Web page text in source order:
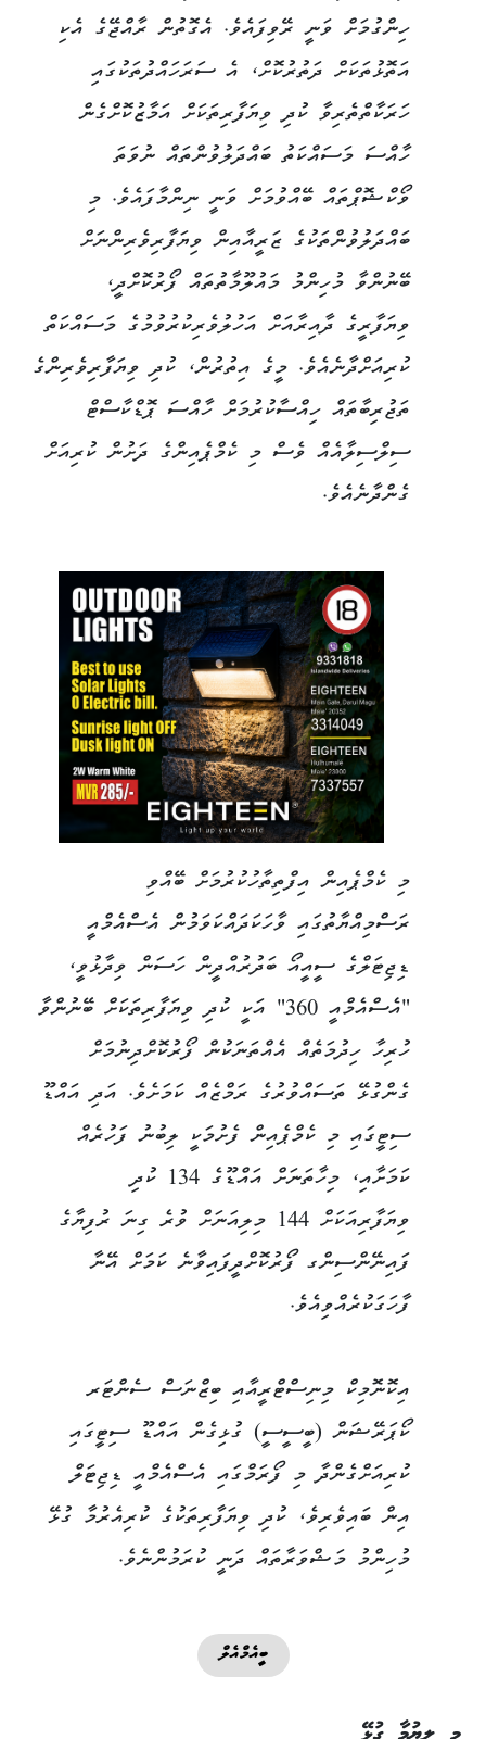
ހިންގުމަށް ވަނީ ރޭވިފައެވެ. އެގޮތުން ރާއްޖޭގެ އެކި
އަތޮޅުތަކަށް ދަތުރުކޮށް، އެ ސަރަހައްދުތަކުގައި
ހަރަކާތްތެރިވާ ކުދި ވިޔަފާރިތަކަށް އަމާޒުކޮށްގެން
ހާއްސަ މަސައްކަތު ބައްދަލުވުންތައް ނުވަތަ
ވޯކްޝޮޕްތައް ބޭއްވުމަށް ވަނީ ނިންމާފައެވެ. މި
ބައްދަލުވުންތަކުގެ ޒަރީއާއިން ވިޔަފާރިވެރިންނަށް
ބޭނުންވާ މުހިންމު މައުލޫމާތުތައް ފޯރުކޮށްދީ،
ވިޔަފާރީގެ ދާއިރާއަށް އަހުލުވެރިކުރުވުމުގެ މަސައްކަތް
ކުރިއަށްދާނެއެވެ. މީގެ އިތުރުން، ކުދި ވިޔަފާރިވެރިންގެ
ތަޖުރިބާތައް ހިއްސާކުރުމަށް ހާއްސަ ޕޮޑްކާސްޓް
ސިލްސިލާއެއް ވެސް މި ކެމްޕެއިންގެ ދަށުން ކުރިއަށް
ގެންދާނެއެވެ.
މި ކެމްޕެއިން އިފްތިތާހުކުރުމަށް ބޭއްވި
ރަސްމިއްޔާތުގައި ވާހަކަދައްކަވަމުން އެސްއެމްއީ
ޑިޖިޓަލްގެ ސީއީއޯ ބަދުރުއްދީން ހަސަން ވިދާޅުވީ،
"އެސްއެމްއީ 360" އަކީ ކުދި ވިޔަފާރިތަކަށް ބޭނުންވާ
ހުރިހާ ހިދުމަތެއް އެއްތަނަކުން ފޯރުކޮށްދިނުމަށް
ގެންގުޅޭ ތަސައްވުރުގެ ރަމްޒެއް ކަމަށެވެ. އަދި އައްޑޫ
ސިޓީގައި މި ކެމްޕެއިން ފެށުމަކީ ލިބުނު ފަހުރެއް
ކަމަށާއި، މިހާތަނަށް އައްޑޫގެ 134 ކުދި
ވިޔަފާރިއަކަށް 144 މިލިއަނަށް ވުރެ ގިނަ ރުފިޔާގެ
ފައިނޭންސިންގ ފޯރުކޮށްދީފައިވާނެ ކަމަށް އޭނާ
ފާހަގަކުރެއްވިއެވެ.
އިކޮނޮމިކް މިނިސްޓްރީއާއި ބިޒްނަސް ސެންޓަރ
ކޯޕަރޭޝަން (ބީސީސީ) ގުޅިގެން އައްޑޫ ސިޓީގައި
ކުރިއަށްގެންދާ މި ފޯރަމްގައި އެސްއެމްއީ ޑިޖިޓަލް
އިން ބައިވެރިވެ، ކުދި ވިޔަފާރިތަކުގެ ކުރިއެރުމާ ގުޅޭ
މުހިންމު މަޝްވަރާތައް ދަނީ ކުރަމުންނެވެ.
ބީއެމްއެލް